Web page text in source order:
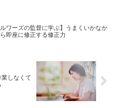
ルワーズの監督に学ぶ】うまくいかなか
即座に修正する修正力
業しなくて